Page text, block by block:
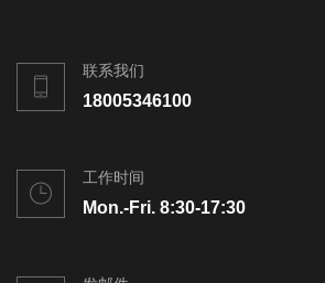
联系我们
18005346100
工作时间
Mon.-Fri. 8:30-17:30